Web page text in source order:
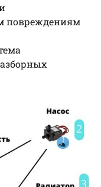
повреждениям